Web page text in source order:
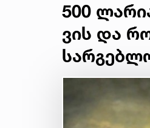
500
ვის და